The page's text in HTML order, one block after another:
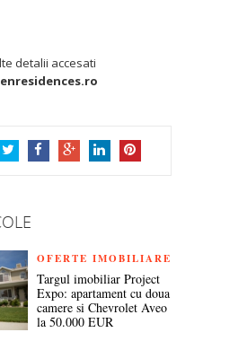
detalii accesati
OFERTE IMOBILIARE
Targul imobiliar Project
Expo: apartament cu doua
camere si Chevrolet Aveo
la 50.000 EUR